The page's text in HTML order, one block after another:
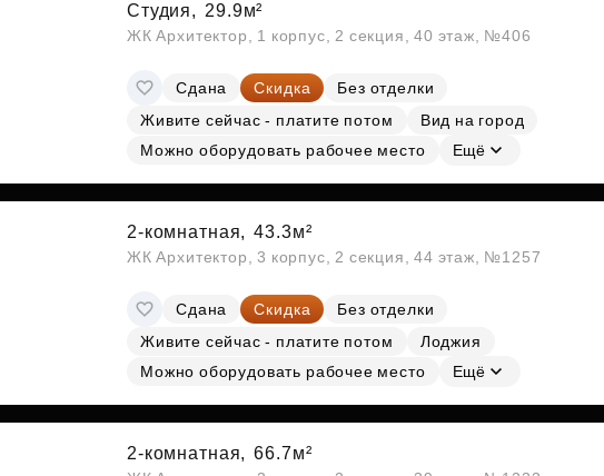
Студия, 29.9м²
ЖК Архитектор, 1 корпус, 2 секция, 40 этаж, №406
Сдана Скидка
Без отделки
Живите сейчас - платите потом
Вид на город
Можно оборудовать рабочее место
Ещё
2-комнатная, 43.3м²
ЖК Архитектор, 3 корпус, 2 секция, 44 этаж, №1257
Сдана Скидка
Без отделки
Живите сейчас - платите потом
Лоджия
Можно оборудовать рабочее место
Ещё
2-комнатная, 66.7м²